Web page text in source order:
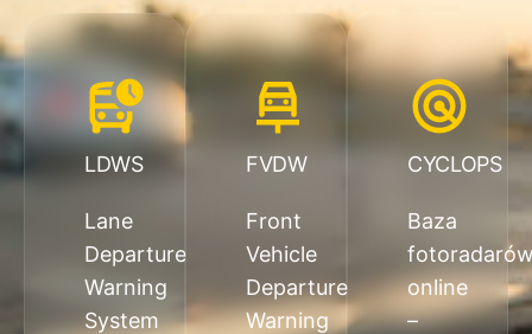
LDWS
Lane
Departure
Warning
System
FVDW
Front
Vehicle
Departure
Warning
CYCLOPS
Baza
online
–